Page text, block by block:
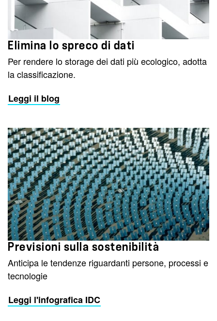
Elimina lo spreco di dati
Per rendere lo storage dei dati più ecologico, adotta
la classificazione.
Leggi il blog
Previsioni sulla sostenibilità
Anticipa le tendenze riguardanti persone, processi e
tecnologie
Leggi l'infografica IDC